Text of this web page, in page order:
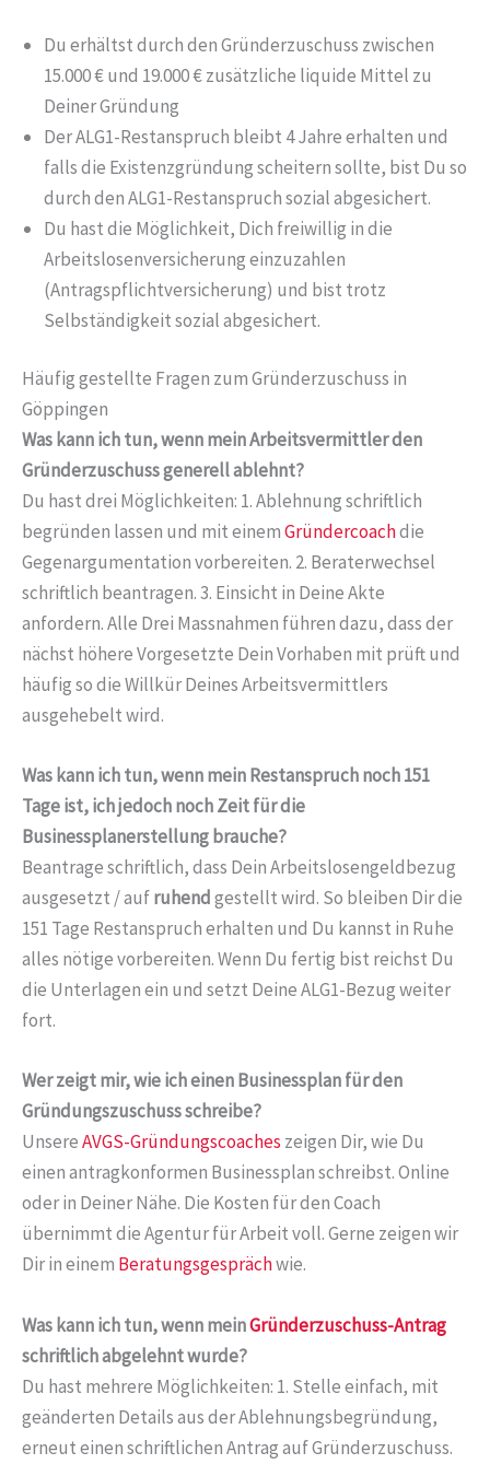
Du erhältst durch den Gründerzuschuss zwischen
15.000 € und 19.000 € zusätzliche liquide Mittel zu
Deiner Gründung
Der ALG1-Restanspruch bleibt 4 Jahre erhalten und
falls die Existenzgründung scheitern sollte, bist Du so
durch den ALG1-Restanspruch sozial abgesichert.
Du hast die Möglichkeit, Dich freiwillig in die
Arbeitslosenversicherung einzuzahlen
(Antragspflichtversicherung) und bist trotz
Selbständigkeit sozial abgesichert.
Häufig gestellte Fragen zum Gründerzuschuss in
Göppingen
Was kann ich tun, wenn mein Arbeitsvermittler den
Gründerzuschuss generell ablehnt?
Du hast drei Möglichkeiten: 1. Ablehnung schriftlich
begründen lassen und mit einemGründercoachdie
Gegenargumentation vorbereiten. 2. Beraterwechsel
schriftlich beantragen. 3. Einsicht in Deine Akte
anfordern. Alle Drei Massnahmen führen dazu, dass der
nächst höhere Vorgesetzte Dein Vorhaben mit prüft und
häufig so die Willkür Deines Arbeitsvermittlers
ausgehebelt wird.
Was kann ich tun, wenn mein Restanspruch noch 151
Tage ist, ich jedoch noch Zeit für die
Businessplanerstellung brauche?
Beantrage schriftlich, dass Dein Arbeitslosengeldbezug
ausgesetzt / aufruhendgestellt wird. So bleiben Dir die
151 Tage Restanspruch erhalten und Du kannst in Ruhe
alles nötige vorbereiten. Wenn Du fertig bist reichst Du
die Unterlagen ein und setzt Deine ALG1-Bezug weiter
fort.
Wer zeigt mir, wie ich einen Businessplan für den
Gründungszuschuss schreibe?
UnsereAVGS-Gründungscoaches zeigen Dir, wie Du
einen antragkonformen Businessplan schreibst. Online
oder in Deiner Nähe. Die Kosten für den Coach
übernimmt die Agentur für Arbeit voll. Gerne zeigen wir
Dir in einem Beratungsgesprächwie.
Was kann ich tun, wenn meinGründerzuschuss-Antrag
schriftlich abgelehnt wurde?
Du hast mehrere Möglichkeiten: 1. Stelle einfach, mit
geänderten Details aus der Ablehnungsbegründung,
erneut einen schriftlichen Antrag auf Gründerzuschuss.